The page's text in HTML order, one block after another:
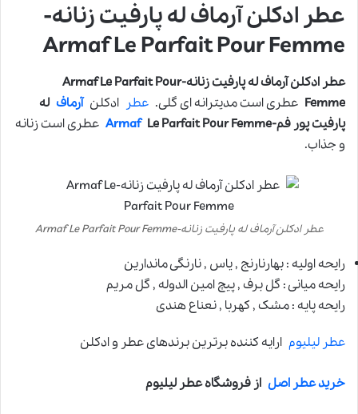
عطر ادکلن آرماف له پارفیت زنانه-
Armaf Le Parfait Pour Femme
عطر ادکلن آرماف له پارفیت زنانه-Armaf Le Parfait Pour
Femme عطری است مدیترانه ای گلی. عطر ادکلنآرماف له
پارفیت پور فم-
ArmafLe Parfait Pour Femme
عطری است زنانه
و جذاب.
عطر ادکلن آرماف له پارفیت زنانه-Armaf Le Parfait Pour Femme
رایحه اولیه : بهارنارنج , یاس , نارنگی ماندارین
رایحه میانی : گل برف , پیچ امین الدوله , گل مریم
رایحه پایه : مشک , کهربا , نعناع هندی
عطر لیلیوم ارایه کننده برترین برندهای عطر و ادکلن
خرید عطر اصل از فروشگاه عطر لیلیوم